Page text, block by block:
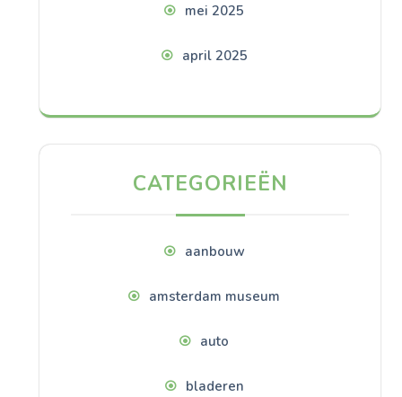
mei 2025
april 2025
CATEGORIEËN
aanbouw
amsterdam museum
auto
bladeren